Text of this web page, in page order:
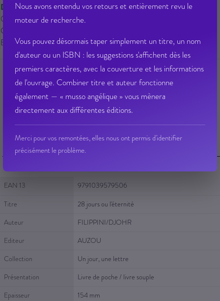
Nous avons entendu vos retours et entièrement revu le
moteur de recherche.
Vous pouvez désormais taper simplement un titre, un nom
d'auteur ou un ISBN : les suggestions s'affichent dès les
premiers caractères, avec la couverture et les informations
de l'ouvrage. Combiner titre et auteur fonctionne
également — « musso angélique » vous mènera
directement aux différentes éditions.
Merci pour vos remontées, elles nous ont permis d'identifier
précisément le problème.
Disponible
Qté dispo en magasin : 161
Gisement : 00-02-ENTREE-D
Etat Dilicom : Disponible
Ajouter à ma liste d’envie
Envoyer à un ami
Poser une question sur cet article
Partager sur Facebook
Fiche Technique
EAN 13
9791039579506
Titre
28 jours ou l'éternité
Auteur
FILIPPINI/DJOHR
Editeur
AUZOU
Collection
Un jour, une lettre
Présentation
Livre de poche / livre souple
Epaisseur
154 mm